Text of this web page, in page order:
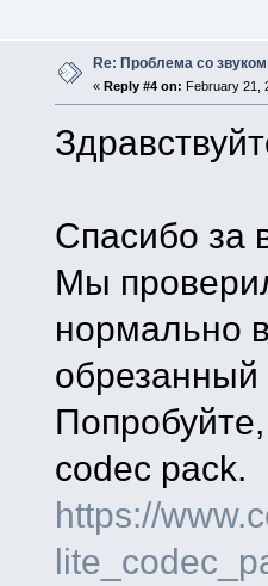
Re: Проблема со звуком
« Reply #4 on: February 21,
Спасибо за
Мы
нормально
codec pack.
https://